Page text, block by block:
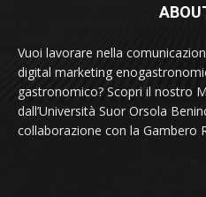
Vuoi lavorare nella
digital marketing
gastronomico? Scopri il nostro
dall’Università Suor Orsola
collaborazione con la Gambero